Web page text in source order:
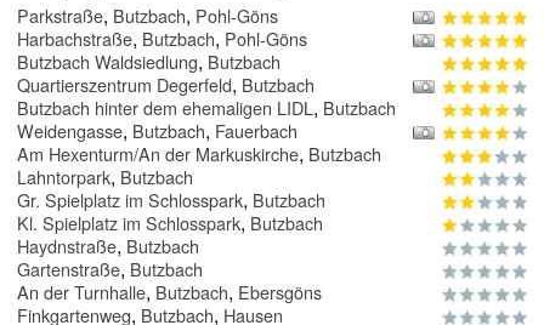
Parkstraße, Butzbach, Pohl-Göns
Harbachstraße, Butzbach, Pohl-Göns
Butzbach Waldsiedlung, Butzbach
Quartierszentrum Degerfeld, Butzbach
Butzbach hinter dem ehemaligen LIDL, Butzbach
Weidengasse, Butzbach, Fauerbach
Am Hexenturm/An der Markuskirche, Butzbach
Lahntorpark, Butzbach
Gr. Spielplatz im Schlosspark, Butzbach
Kl. Spielplatz im Schlosspark, Butzbach
Haydnstraße, Butzbach
Gartenstraße, Butzbach
An der Turnhalle, Butzbach, Ebersgöns
Finkgartenweg, Butzbach, Hausen